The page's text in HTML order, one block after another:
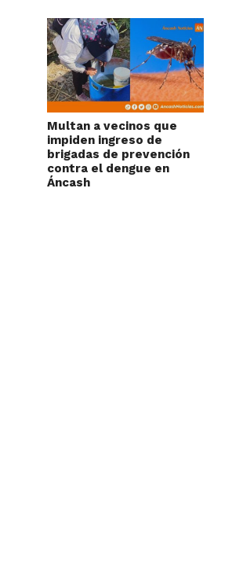
Multan a vecinos que
impiden ingreso de
brigadas de prevención
contra el dengue en
Áncash